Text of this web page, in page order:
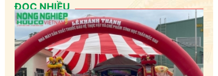
ĐỌC NHIỀU